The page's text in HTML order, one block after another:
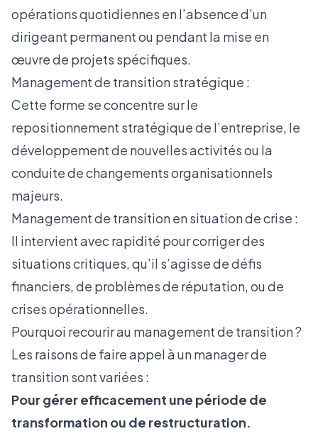
opérations quotidiennes en l’absence d’un
dirigeant permanent ou pendant la mise en
œuvre de projets spécifiques.
Management de transition stratégique :
Cette forme se concentre sur le
repositionnement stratégique de l’entreprise, le
développement de nouvelles activités ou la
conduite de changements organisationnels
majeurs.
Management de transition en situation de crise :
Il intervient avec rapidité pour corriger des
situations critiques, qu’il s’agisse de défis
financiers, de problèmes de réputation, ou de
crises opérationnelles.
Pourquoi recourir au management de transition ?
Les raisons de faire appel à un manager de
transition sont variées :
Pour gérer efficacement une période de
transformation ou de restructuration.